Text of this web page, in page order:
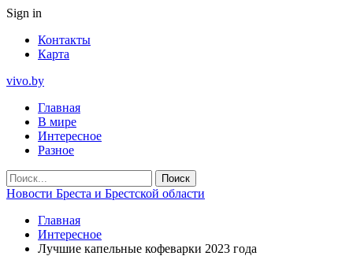
Sign in
Контакты
Карта
vivo.by
Главная
В мире
Интересное
Разное
Новости Бреста и Брестской области
Главная
Интересное
Лучшие капельные кофеварки 2023 года